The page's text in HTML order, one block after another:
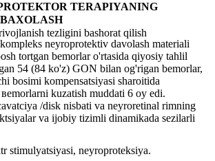
TERAPIYANING
tezligini bashorat qilish
neyroprotektiv davolash materiali
tortgan bemorlar o'rtasida qiyosiy tahlil
54 (84 ko'z) GON bilan og'rigan bemorlar,
bosimi kompensatsiyasi sharoitida
kuzatish muddati 6 oy edi.
/disk nisbati va neyroretinal rimning
va ijobiy tizimli dinamikada sezilarli
stimulyatsiyasi, neyroproteksiya.